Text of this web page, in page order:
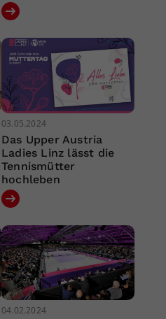
03.05.2024
Das Upper Austria
Ladies Linz lässt die
Tennismütter
hochleben
04.02.2024